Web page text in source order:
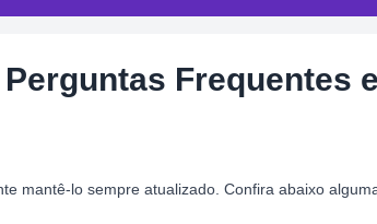
Frequentes e
mantê-lo sempre atualizado. Confira abaixo